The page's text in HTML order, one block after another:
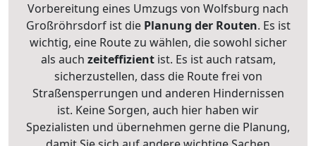
Vorbereitung eines Umzugs von Wolfsburg nach
Großröhrsdorf ist diePlanung der Routen. Es ist
wichtig, eine Route zu wählen, die sowohl sicher
als auch zeiteffizientist. Es ist auch ratsam,
sicherzustellen, dass die Route frei von
Straßensperrungen und anderen Hindernissen
ist. Keine Sorgen, auch hier haben wir
Spezialisten und übernehmen gerne die Planung,